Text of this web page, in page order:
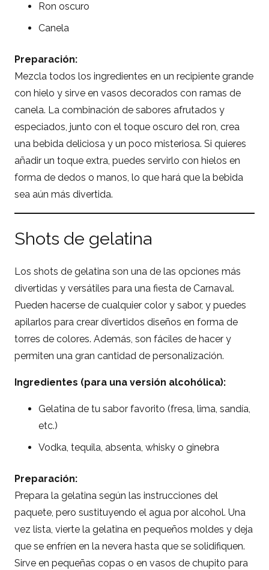
Ron oscuro
Canela
Preparación:
Mezcla todos los ingredientes en un recipiente grande
con hielo y sirve en vasos decorados con ramas de
canela. La combinación de sabores afrutados y
especiados, junto con el toque oscuro del ron, crea
una bebida deliciosa y un poco misteriosa. Si quieres
añadir un toque extra, puedes servirlo con hielos en
forma de dedos o manos, lo que hará que la bebida
sea aún más divertida.
Shots de gelatina
Los shots de gelatina son una de las opciones más
divertidas y versátiles para una fiesta de Carnaval.
Pueden hacerse de cualquier color y sabor, y puedes
apilarlos para crear divertidos diseños en forma de
torres de colores. Además, son fáciles de hacer y
permiten una gran cantidad de personalización.
Ingredientes (para una versión alcohólica):
Gelatina de tu sabor favorito (fresa, lima, sandía,
etc.)
Vodka, tequila, absenta, whisky o ginebra
Preparación:
Prepara la gelatina según las instrucciones del
paquete, pero sustituyendo el agua por alcohol. Una
vez lista, vierte la gelatina en pequeños moldes y deja
que se enfríen en la nevera hasta que se solidifiquen.
Sirve en pequeñas copas o en vasos de chupito para